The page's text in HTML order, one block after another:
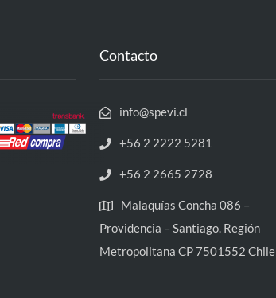
Contacto
info@spevi.cl
+56 2 2222 5281
+56 2 2665 2728
Malaquías Concha 086 –
Providencia – Santiago. Región
Metropolitana CP 7501552 Chile